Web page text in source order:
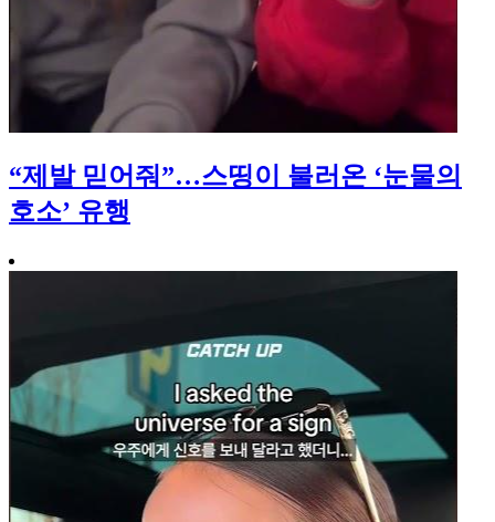
“제발 믿어줘”…스띵이 불러온 ‘눈물의
호소’ 유행